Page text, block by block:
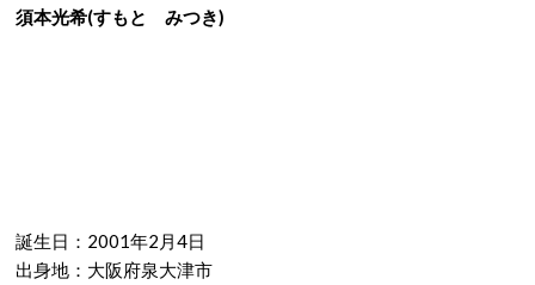
須本光希(すもと みつき)
誕生日：2001年2月4日
出身地：大阪府泉大津市